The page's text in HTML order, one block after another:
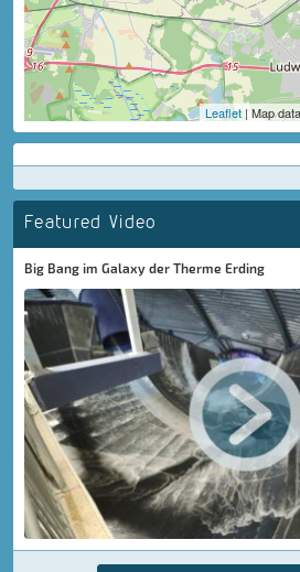
Leaflet | Map
Featured Video
Big Bang im Galaxy der Therme Erding